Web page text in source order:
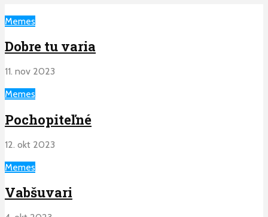
Memes
Dobre tu varia
11. nov 2023
Memes
Pochopiteľné
12. okt 2023
Memes
Vabšuvari